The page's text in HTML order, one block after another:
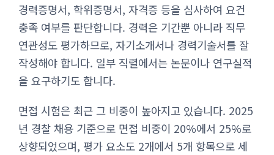
경력증명서, 학위증명서, 자격증 등을 심사하여 요건
충족 여부를 판단합니다. 경력은 기간뿐 아니라 직무
연관성도 평가하므로, 자기소개서나 경력기술서를 잘
작성해야 합니다. 일부 직렬에서는 논문이나 연구실적
을 요구하기도 합니다.
면접 시험은 최근 그 비중이 높아지고 있습니다. 2025
년 경찰 채용 기준으로 면접 비중이 20%에서 25%로
상향되었으며, 평가 요소도 2개에서 5개 항목으로 세